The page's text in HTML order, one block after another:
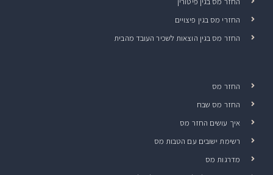
החזרי מס בגין פיצויים
החזר מס בגין הוצאות לשכיר העובד מהבית
החזר מס
החזר מס שבח
איך עושים החזר מס
רשימת ישובים עם הטבות מס
מדרגות מס